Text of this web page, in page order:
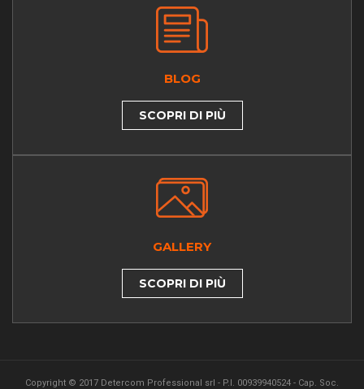
BLOG
SCOPRI DI PIÙ
GALLERY
SCOPRI DI PIÙ
Copyright © 2017 Detercom Professional srl - P.I. 00939940524 - Cap. Soc.